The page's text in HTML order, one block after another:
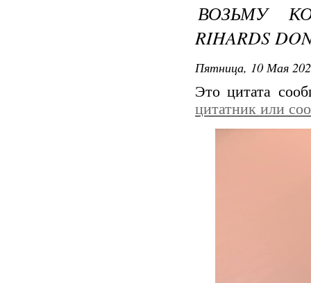
ВОЗЬМУ
RIHARDS
Пятница, 10 Мая
Это цитата
цитатник или